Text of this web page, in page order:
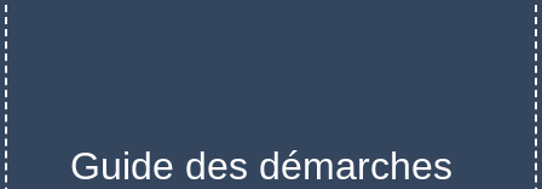
Guide des démarches